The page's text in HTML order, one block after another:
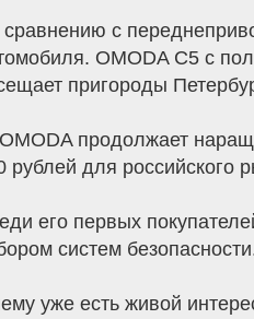
с
OMODA C5 с
пригороды
продолжает
рублей для российского
его первых
систем
уже есть живой